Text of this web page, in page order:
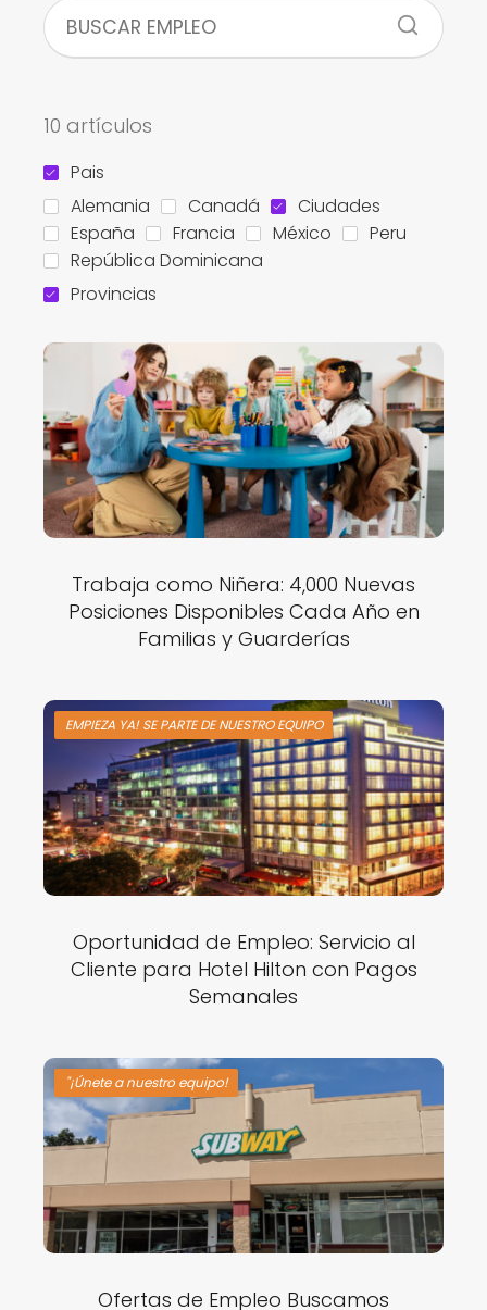
10 artículos
Pais
Alemania
Canadá
Ciudades
España
Francia México
Peru
República Dominicana
Provincias
Trabaja como Niñera: 4,000 Nuevas
Posiciones Disponibles Cada Año en
Familias y Guarderías
EMPIEZA YA! SE PARTE DE NUESTRO EQUIPO
Oportunidad de Empleo: Servicio al
Cliente para Hotel Hilton con Pagos
Semanales
"¡Únete a nuestro equipo!
Ofertas de Empleo Buscamos